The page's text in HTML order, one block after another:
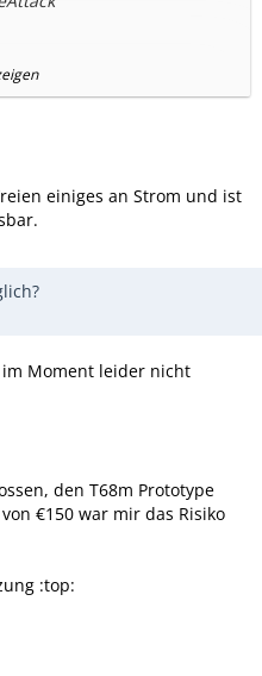
40 x 28 mm
einiges an Strom und ist
im Moment leider nicht
den T68m Prototype
€150 war mir das Risiko
:top: